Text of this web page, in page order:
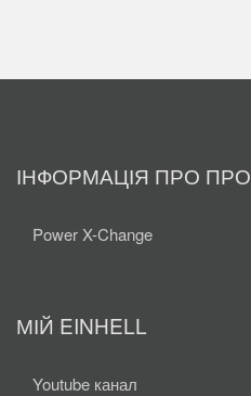
ІНФОРМАЦІЯ ПРО
Power X-Change
МІЙ EINHELL
Youtube канал